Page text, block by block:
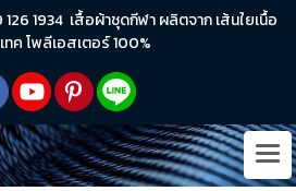
1934 เสื้อผ้าชุดกีฬา ผลิตจาก เส้นใยเนื้อ
ทค โพลีเอสเตอร์ 100%